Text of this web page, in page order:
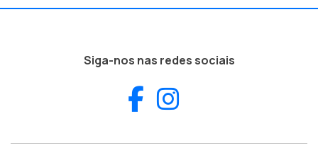
Siga-nos nas redes sociais
Facebook